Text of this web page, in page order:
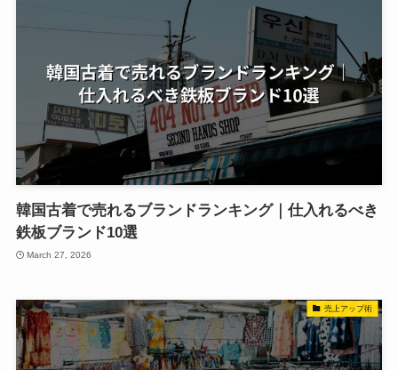
韓国古着で売れるブランドランキング｜仕入れるべき
鉄板ブランド10選
March 27, 2026
売上アップ術